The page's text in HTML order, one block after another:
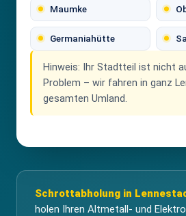
Maumke
Germaniahütte
Hinweis: Ihr Stadtteil ist nicht
Problem – wir fahren in ganz
gesamten Umland.
Schrottabholung in
holen Ihren Altmetall- und